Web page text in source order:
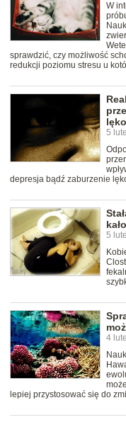
W
sprawdzić, czy możliwość
redukcji poziomu stresu u
5
depresja bądź zaburzenie
5
4
lepiej przystosować się do